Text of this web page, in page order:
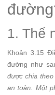
1. Thế
Khoản 3.15
đường như
được chia
an toàn. Một